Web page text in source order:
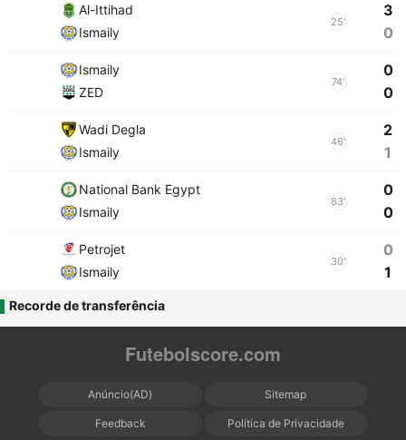
Al-Ittihad
Ismaily
25'
3
0
Ismaily
ZED
74'
0
0
Wadi Degla
Ismaily
46'
2
1
National Bank Egypt
Ismaily
83'
0
0
Petrojet
Ismaily
30'
0
1
Recorde de transferência
Futebolscore.com
Anúncio(AD) Sitemap
Feedback Política de Privacidade